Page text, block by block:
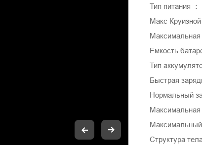
Тип питания
Макс
Максимальная
Емкость
Тип
Быстрая
Нормальный
Максимальная
Структура